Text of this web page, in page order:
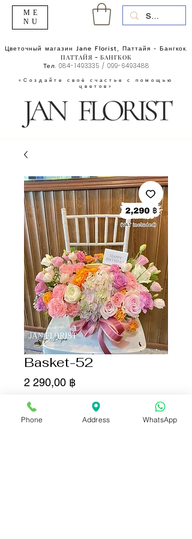
«Создайте своё счастье с помощью
цветов»
Цветочный магазин Jane Florist, Паттайя - Бангкок.
ПАТТАЙЯ - БАНГКОК
Тел. 084-1493335 / 099-6493488
ME
NU
Basket-52
2 290,00 ฿Цена
Количество
Phone Address WhatsApp